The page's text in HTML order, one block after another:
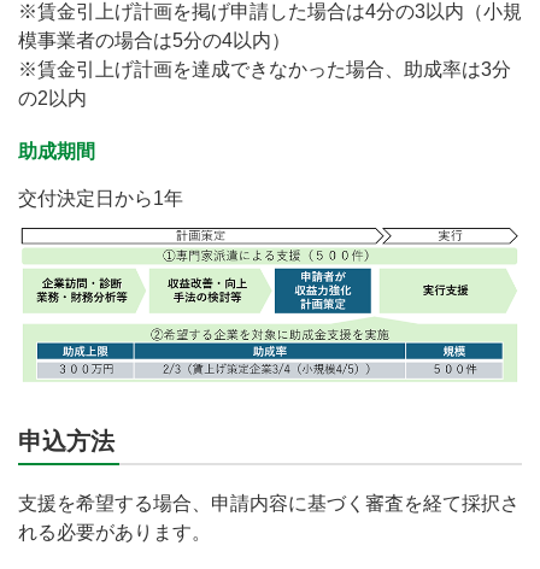
※賃金引上げ計画を掲げ申請した場合は4分の3以内（小規
模事業者の場合は5分の4以内）
※賃金引上げ計画を達成できなかった場合、助成率は3分
の2以内
助成期間
交付決定日から1年
申込方法
支援を希望する場合、申請内容に基づく審査を経て採択さ
れる必要があります。